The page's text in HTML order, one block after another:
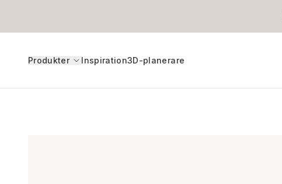
Produkter Inspiration3D-planerare